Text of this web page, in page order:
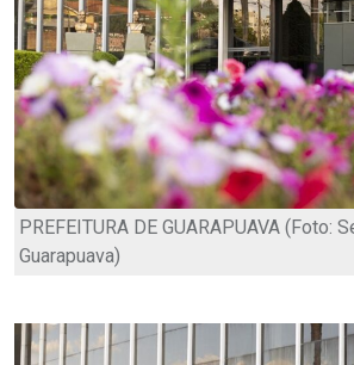
PREFEITURA DE GUARAPUAVA (Foto:
Guarapuava)